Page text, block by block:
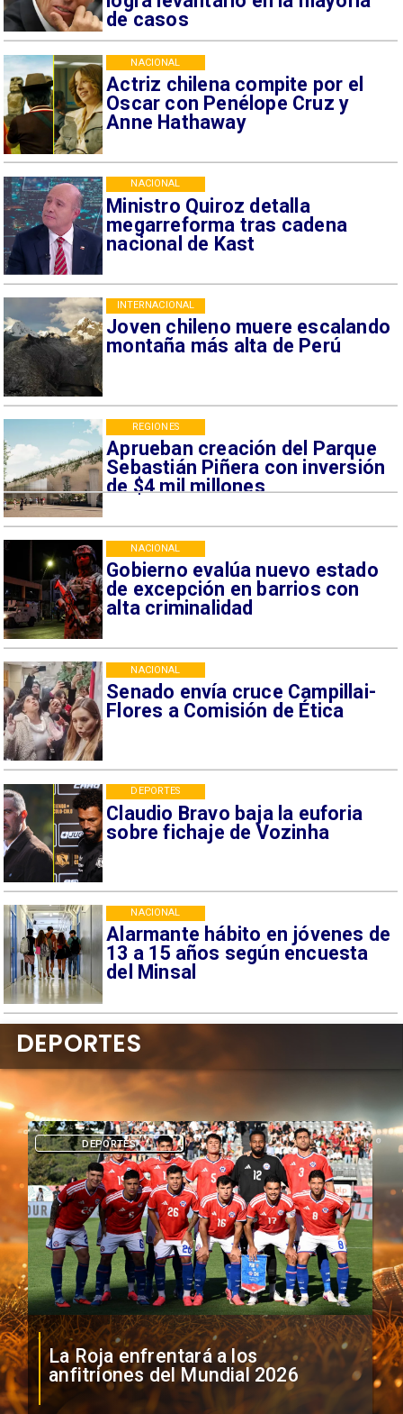
de casos
Actriz chilena compite por el
Oscar con Penélope Cruz y
Anne Hathaway
NACIONAL
Ministro Quiroz detalla
megarreforma tras cadena
nacional de Kast
NACIONAL
Joven chileno muere escalando
montaña más alta de Perú
INTERNACIONAL
Aprueban creación del Parque
Sebastián Piñera con inversión
de $4 mil millones
REGIONES
Gobierno evalúa nuevo estado
de excepción en barrios con
alta criminalidad
NACIONAL
Senado envía cruce Campillai-
Flores a Comisión de Ética
NACIONAL
Claudio Bravo baja la euforia
sobre fichaje de Vozinha
DEPORTES
Alarmante hábito en jóvenes de
13 a 15 años según encuesta
del Minsal
NACIONAL
La Roja enfrentará a los
anfitriones del Mundial 2026
DEPORTES
DEPORTES